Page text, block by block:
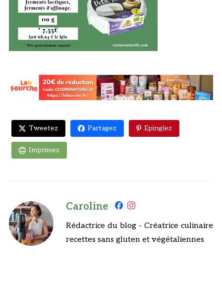
Tweetez Partagez Epinglez
Imprimez
Caroline
Rédactrice du blog - Créatrice culinaire
recettes sans gluten et végétaliennes